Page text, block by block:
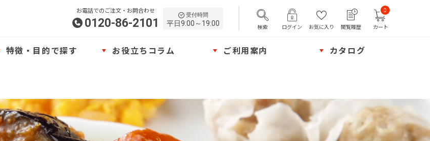
お電話でのご注文・お問合わせ
0120-86-2101
受付時間
平日9:00～19:00 検索 ログイン お気に入り 閲覧履歴 カート
0
特徴・目的で探す お役立ちコラム ご利用案内 カタログ